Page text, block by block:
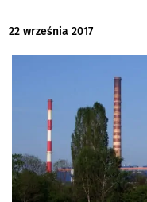
22 września 2017